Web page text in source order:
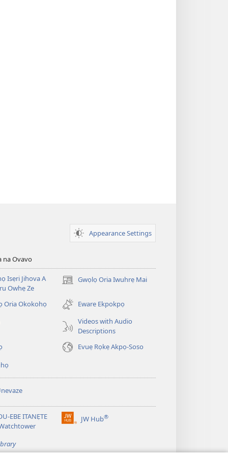
Appearance Settings
na Ovavo
Isẹri Jihova A
Owhẹ Ze
Gwọlọ Oria Iwuhrẹ Mai
(opens
window)
Oria Okokohọ
Eware Ekpokpọ
Videos with Audio
Descriptions
Evuẹ Rọkẹ Akpọ-Soso
EBE ITANẸTE
JW Hub®
(opens